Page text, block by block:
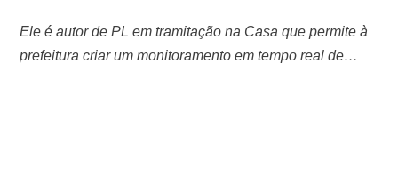
Ele é autor de PL em tramitação na Casa que permite à
prefeitura criar um monitoramento em tempo real de